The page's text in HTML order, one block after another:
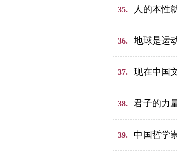
35. 人的本性
36. 地球是运
37. 现在中国
38. 君子的力
39. 中国哲学